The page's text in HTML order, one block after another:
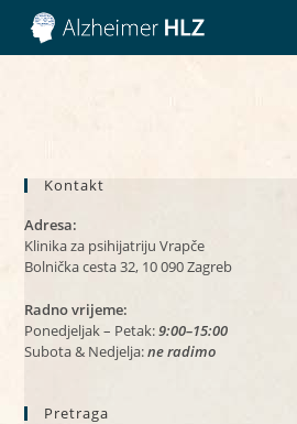
Preskoči
sadržaj
Kontakt
Adresa:
Klinika za psihijatriju Vrapče
Bolnička cesta 32, 10 090 Zagreb
Radno vrijeme:
Ponedjeljak – Petak:9:00–15:00
Subota & Nedjelja:ne radimo
Pretraga